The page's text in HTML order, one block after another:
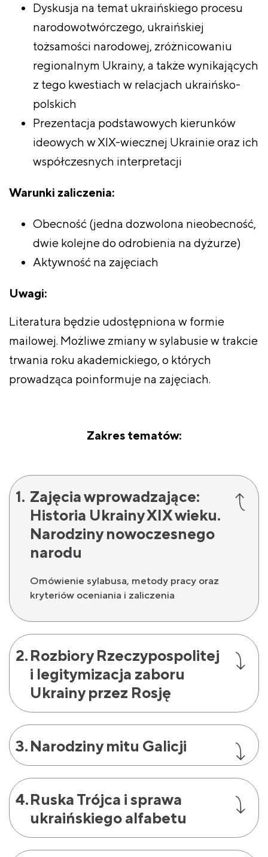
Dyskusja na temat ukraińskiego procesu
narodowotwórczego, ukraińskiej
tożsamości narodowej, zróżnicowaniu
regionalnym Ukrainy, a także wynikających
z tego kwestiach w relacjach ukraińsko-
polskich
Prezentacja podstawowych kierunków
ideowych w XIX-wiecznej Ukrainie oraz ich
współczesnych interpretacji
Warunki zaliczenia:
Obecność (jedna dozwolona nieobecność,
dwie kolejne do odrobienia na dyżurze)
Aktywność na zajęciach
Uwagi:
Literatura będzie udostępniona w formie
mailowej. Możliwe zmiany w sylabusie w trakcie
trwania roku akademickiego, o których
prowadząca poinformuje na zajęciach.
Zakres tematów:
Zajęcia wprowadzające:
Historia Ukrainy XIX wieku.
Narodziny nowoczesnego
narodu
Omówienie sylabusa, metody pracy oraz
kryteriów oceniania i zaliczenia
Rozbiory Rzeczypospolitej
i legitymizacja zaboru
Ukrainy przez Rosję
Narodziny mitu Galicji
Ruska Trójca i sprawa
ukraińskiego alfabetu